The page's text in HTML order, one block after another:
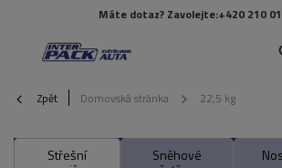
Máte dotaz? Zavolejte:+420 210
Zpět Domovská stránka 22,5 kg
Střešní Sněhové